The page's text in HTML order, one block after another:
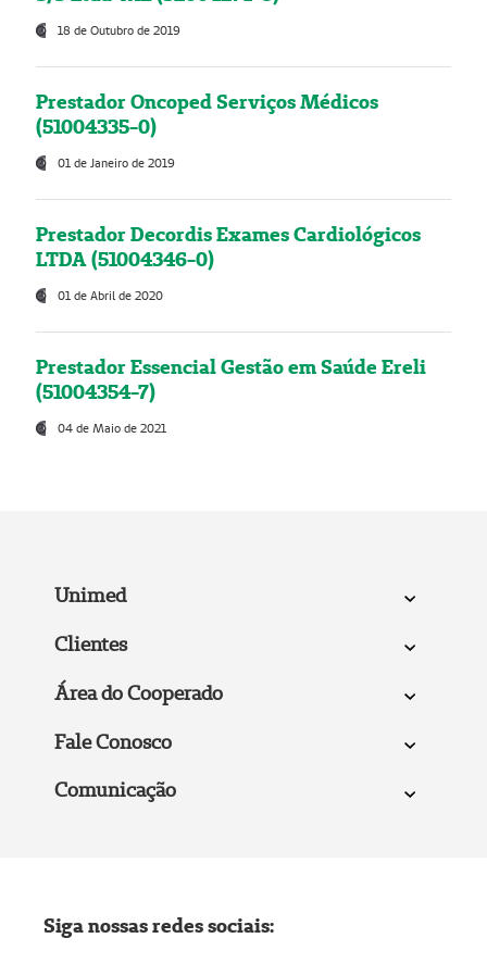
18 de Outubro de 2019
Prestador Oncoped Serviços Médicos
(51004335-0)
01 de Janeiro de 2019
Prestador Decordis Exames Cardiológicos
LTDA (51004346-0)
01 de Abril de 2020
Prestador Essencial Gestão em Saúde Ereli
(51004354-7)
04 de Maio de 2021
Unimed
Clientes
Área do Cooperado
Fale Conosco
Comunicação
Siga nossas redes sociais: